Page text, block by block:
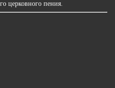
церковного пения.